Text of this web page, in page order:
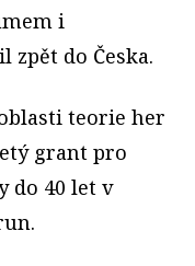
i
zpět do Česka.
teorie her
grant pro
do 40 let v